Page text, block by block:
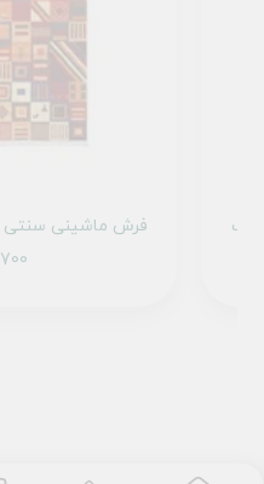
700 شانه
تمام رنگ